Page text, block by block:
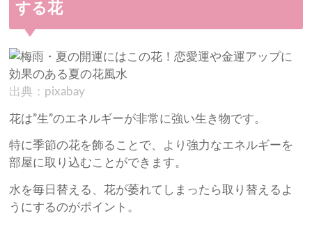
する花
出典：pixabay
花は”生”のエネルギーが非常に強い生き物です。
特に季節の花を飾ることで、より強力なエネルギーを
部屋に取り込むことができます。
水を毎日替える、花が萎れてしまったら取り替えるよ
うにするのがポイント。